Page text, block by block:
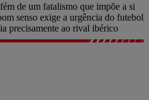
de um fatalismo que impõe a si
senso exige a urgência do futebol
precisamente ao rival ibérico